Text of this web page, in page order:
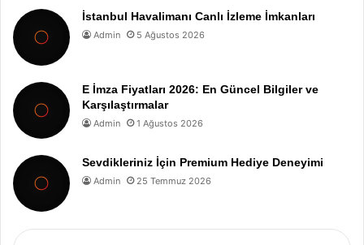
İstanbul Havalimanı Canlı İzleme İmkanları
Admin 5 Ağustos 2026
E İmza Fiyatları 2026: En Güncel Bilgiler ve
Karşılaştırmalar
Admin 1 Ağustos 2026
Sevdikleriniz İçin Premium Hediye Deneyimi
Admin 25 Temmuz 2026